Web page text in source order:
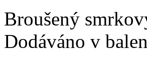
Broušený
Dodáváno v